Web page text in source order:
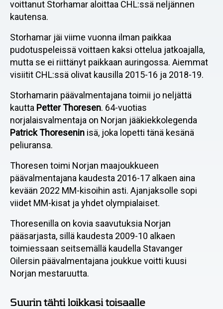
voittanut Storhamar aloittaa CHL:ssä neljännen
kautensa.
Storhamar jäi viime vuonna ilman paikkaa
pudotuspeleissä voittaen kaksi ottelua jatkoajalla,
mutta se ei riittänyt paikkaan auringossa. Aiemmat
visiitit CHL:ssä olivat kausilla 2015-16 ja 2018-19.
Storhamarin päävalmentajana toimii jo neljättä
kautta Petter Thoresen. 64-vuotias
norjalaisvalmentaja on Norjan jääkiekkolegenda
Patrick Thoresenin isä, joka lopetti tänä kesänä
peliuransa.
Thoresen toimi Norjan maajoukkueen
päävalmentajana kaudesta 2016-17 alkaen aina
kevään 2022 MM-kisoihin asti. Ajanjaksolle sopi
viidet MM-kisat ja yhdet olympialaiset.
Thoresenilla on kovia saavutuksia Norjan
pääsarjasta, sillä kaudesta 2009-10 alkaen
toimiessaan seitsemällä kaudella Stavanger
Oilersin päävalmentajana joukkue voitti kuusi
Norjan mestaruutta.
Suurin tähti loikkasi toisaalle